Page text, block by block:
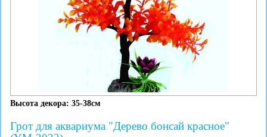
Высота декора: 35-38см
Грот для аквариума "Дерево бонсай красное"